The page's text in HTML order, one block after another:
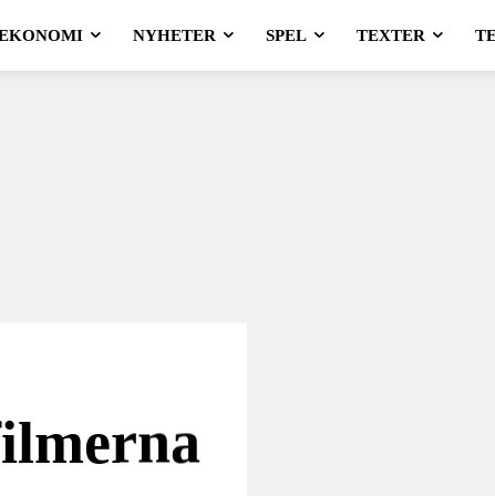
NYHETER SPEL TEXTER